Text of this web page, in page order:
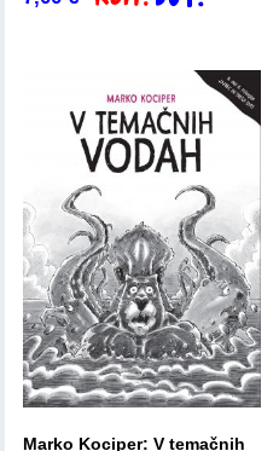
Marko Kociper: V temačnih